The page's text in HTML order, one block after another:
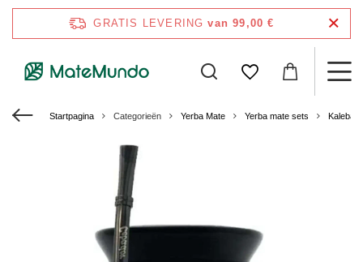
GRATIS LEVERING van 99,00 €
Startpagina Categorieën Yerba Mate Yerba mate sets Kalebas